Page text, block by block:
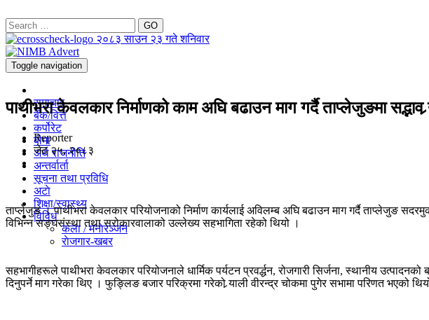
GO
२०८३ साउन २३ गते शनिवार
Toggle navigation
समाचार
बैंक/वित्त
कर्पोरेट
बीमा
अर्थ राजनीति
अन्तर्वार्ता
सूचना तथा प्रविधि
अटाे
शिक्षा/स्वास्थ्य
विविध
कला / मनाेरञ्जन
राेजगार-खबर
पाथीभरा केवलकार निर्माणको काम अघि बढाउन माग गर्दै ताप्लेजुङमा सद्भाव
Reporter
जेठ २५, २०८३
ताप्लेजुङ । पाथीभरा केवलकार परियोजनाको निर्माण कार्यलाई अविलम्ब अघि बढाउन माग गर्दै ताप्लेजुङ
विभिन्न सङ्घसंस्था तथा सरोकारवालाको उल्लेख्य सहभागिता रहेको थियो ।
सहभागीहरूले पाथीभरा केवलकार परियोजनाले धार्मिक पर्यटन प्रवर्द्धन, रोजगारी सिर्जना, स्थानीय
दिनुपर्ने माग गरेका थिए । फुङ्लिङ बजार परिक्रमा गरेको र्‍याली वीरन्द्र चोकमा पुगेर सभामा परिणत भएको